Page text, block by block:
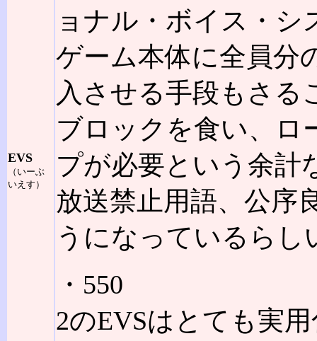
EVS
（いーぶ
いえす）
ョナル・ボイス・シ
ゲーム本体に全員分
入させる手段もさる
ブロックを食い、ロ
プが必要という余計
放送禁止用語、公序
うになっているらし
・550
2のEVSはとても実